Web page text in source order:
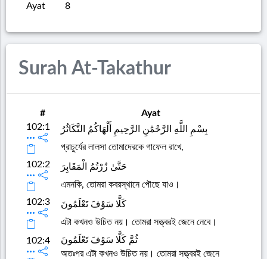
Ayat
8
Surah At-Takathur
#
Ayat
102:1
بِسْمِ اللَّهِ الرَّحْمَٰنِ الرَّحِيمِ أَلْهَاكُمُ التَّكَاثُرُ
প্রাচুর্যের লালসা তোমাদেরকে গাফেল রাখে,
102:2
حَتَّىٰ زُرْتُمُ الْمَقَابِرَ
এমনকি, তোমরা কবরস্থানে পৌছে যাও।
102:3
كَلَّا سَوْفَ تَعْلَمُونَ
এটা কখনও উচিত নয়। তোমরা সত্ত্বরই জেনে নেবে।
102:4
ثُمَّ كَلَّا سَوْفَ تَعْلَمُونَ
অতঃপর এটা কখনও উচিত নয়। তোমরা সত্ত্বরই জেনে